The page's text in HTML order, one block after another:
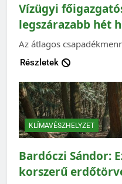
Vízügyi
legszárazabb hét
Az átlagos
Részletek
KLÍMAVÉSZHELYZET
Bardóczi Sándor:
korszerű